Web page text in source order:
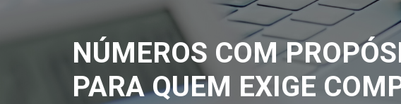
NÚMEROS COM
PARA QUEM EXIGE